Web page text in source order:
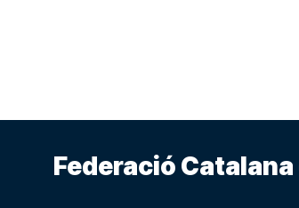
Federació